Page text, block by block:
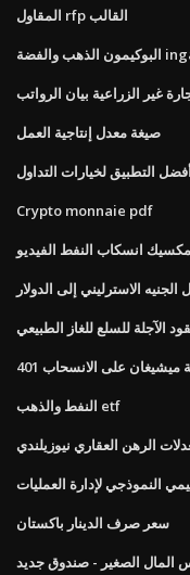
المقاول rfp القالب
غير الزراعية بيان الرواتب
صيغة معدل إنتاجية العمل
التطبيق لخيارات التداول
Crypto monnaie pdf
انسكاب النفط الفيديو
الاسترليني إلى الدولار
الآجلة للسلع للغاز الطبيعي
النفط والذهب etf
الرهن العقاري نيوزيلندي
النموذجي لإدارة العمليات
سعر صرف الدينار باكستان
المال الصغير - صندوق جديد